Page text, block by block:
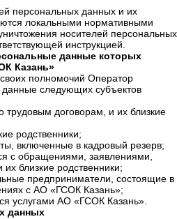
персональных данных и их
локальными нормативными
носителей персональных
инструкцией.
данные которых
Казань»
полномочий Оператор
следующих субъектов
трудовым договорам, и их близкие
родственники;
включенные в кадровый резерв;
с обращениями, заявлениями,
близкие родственники;
предприниматели, состоящие в
с АО «ГСОК Казань»;
услугами АО «ГСОК Казань».
данных